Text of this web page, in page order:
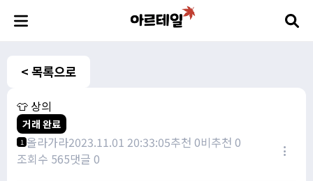
< 목록으로
👕 상의
거래 완료
1 올라가라2023.11.01 20:33:05추천 0비추천 0
조회수 565댓글 0